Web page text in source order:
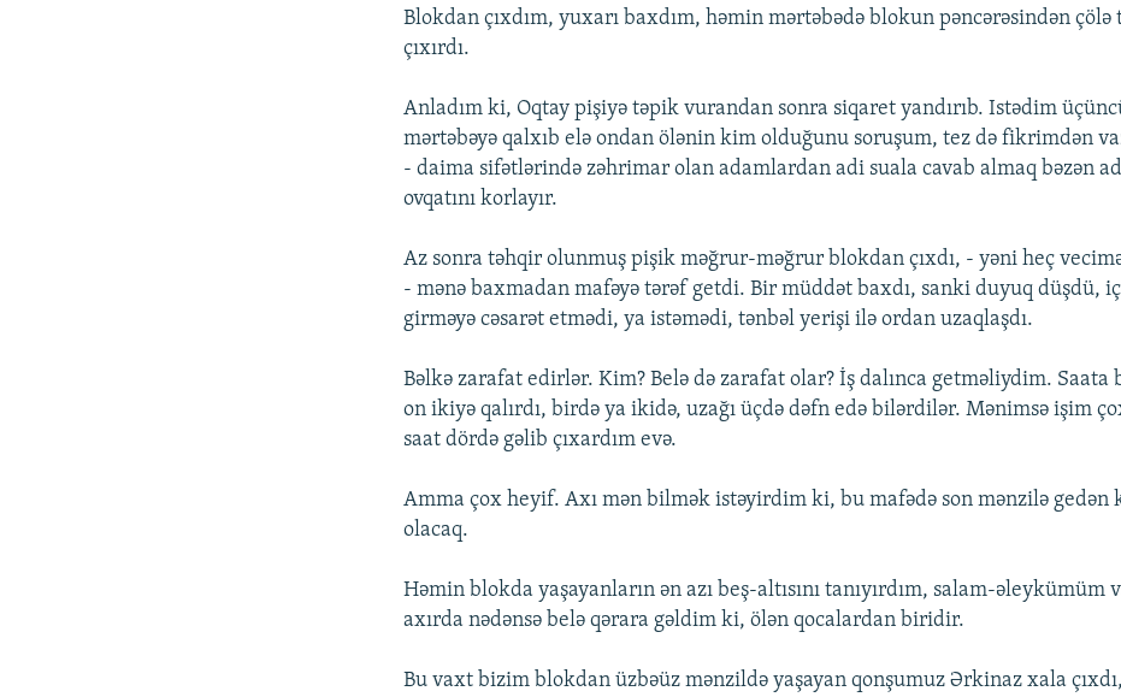
Blokdan çıxdım, yuxarı baxdım, həmin mərtəbədə blokun pəncərəsindən çölə
çıxırdı.
Anladım ki, Oqtay pişiyə təpik vurandan sonra siqaret yandırıb. Istədim
mərtəbəyə qalxıb elə ondan ölənin kim olduğunu soruşum, tez də fikrimdən
- daima sifətlərində zəhrimar olan adamlardan adi suala cavab almaq bəzən
ovqatını korlayır.
Az sonra təhqir olunmuş pişik məğrur-məğrur blokdan çıxdı, - yəni heç
- mənə baxmadan mafəyə tərəf getdi. Bir müddət baxdı, sanki duyuq düşdü,
girməyə cəsarət etmədi, ya istəmədi, tənbəl yerişi ilə ordan uzaqlaşdı.
Bəlkə zarafat edirlər. Kim? Belə də zarafat olar? İş dalınca getməliydim. Saata
on ikiyə qalırdı, birdə ya ikidə, uzağı üçdə dəfn edə bilərdilər. Mənimsə işim
saat dördə gəlib çıxardım evə.
Amma çox heyif. Axı mən bilmək istəyirdim ki, bu mafədə son mənzilə gedən
olacaq.
Həmin blokda yaşayanların ən azı beş-altısını tanıyırdım, salam-əleykümüm
axırda nədənsə belə qərara gəldim ki, ölən qocalardan biridir.
Bu vaxt bizim blokdan üzbəüz mənzildə yaşayan qonşumuz Ərkinaz xala